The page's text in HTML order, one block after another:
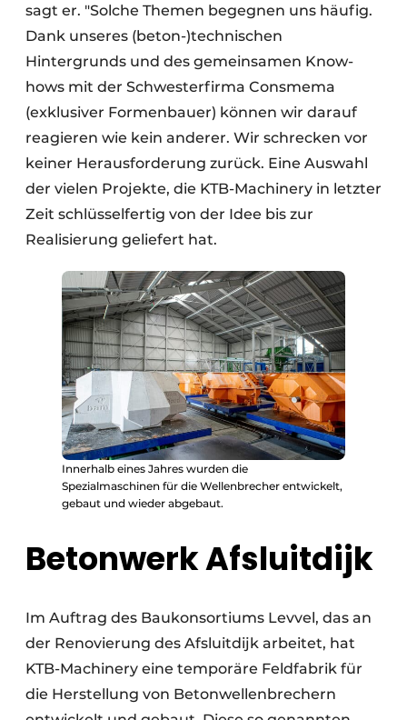
sagt er. "Solche Themen begegnen uns häufig.
Dank unseres (beton-)technischen
Hintergrunds und des gemeinsamen Know-
hows mit der Schwesterfirma Consmema
(exklusiver Formenbauer) können wir darauf
reagieren wie kein anderer. Wir schrecken vor
keiner Herausforderung zurück. Eine Auswahl
der vielen Projekte, die KTB-Machinery in letzter
Zeit schlüsselfertig von der Idee bis zur
Realisierung geliefert hat.
Innerhalb eines Jahres wurden die
Spezialmaschinen für die Wellenbrecher entwickelt,
gebaut und wieder abgebaut.
Betonwerk Afsluitdijk
Im Auftrag des Baukonsortiums Levvel, das an
der Renovierung des Afsluitdijk arbeitet, hat
KTB-Machinery eine temporäre Feldfabrik für
die Herstellung von Betonwellenbrechern